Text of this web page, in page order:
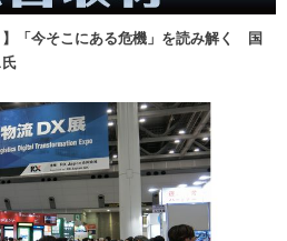
】「今そこにある危機」を読み解く 国